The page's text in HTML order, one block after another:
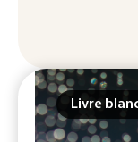
Livre